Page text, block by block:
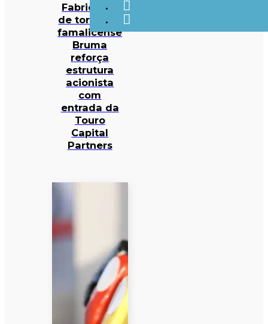
Fabricante
de torneiras
famalicense
Bruma
reforça
estrutura
acionista
com
entrada da
Touro
Capital
Partners